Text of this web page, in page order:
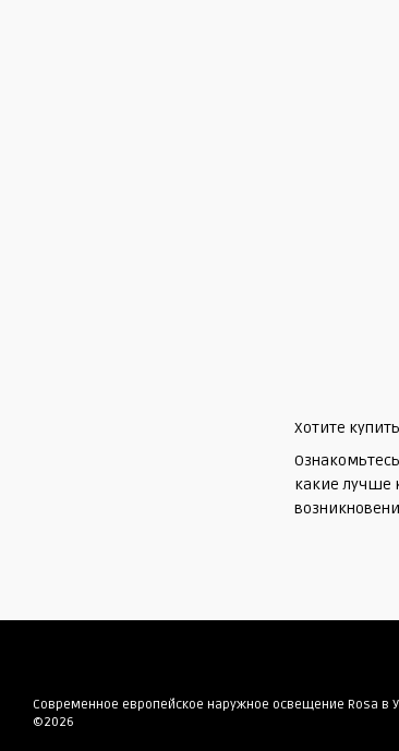
Хотите
какие лучше
Современное европейское наружное освещение Rosa в
©2026